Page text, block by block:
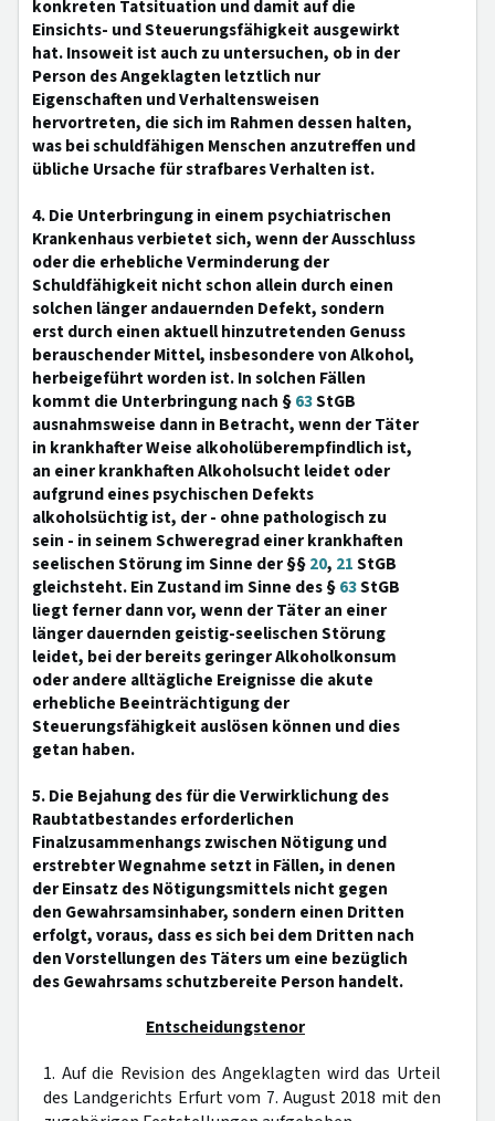
konkreten Tatsituation und damit auf die
Einsichts- und Steuerungsfähigkeit ausgewirkt
hat. Insoweit ist auch zu untersuchen, ob in der
Person des Angeklagten letztlich nur
Eigenschaften und Verhaltensweisen
hervortreten, die sich im Rahmen dessen halten,
was bei schuldfähigen Menschen anzutreffen und
übliche Ursache für strafbares Verhalten ist.
4. Die Unterbringung in einem psychiatrischen
Krankenhaus verbietet sich, wenn der Ausschluss
oder die erhebliche Verminderung der
Schuldfähigkeit nicht schon allein durch einen
solchen länger andauernden Defekt, sondern
erst durch einen aktuell hinzutretenden Genuss
berauschender Mittel, insbesondere von Alkohol,
herbeigeführt worden ist. In solchen Fällen
kommt die Unterbringung nach §63StGB
ausnahmsweise dann in Betracht, wenn der Täter
in krankhafter Weise alkoholüberempfindlich ist,
an einer krankhaften Alkoholsucht leidet oder
aufgrund eines psychischen Defekts
alkoholsüchtig ist, der - ohne pathologisch zu
sein - in seinem Schweregrad einer krankhaften
seelischen Störung im Sinne der §§20, 21StGB
gleichsteht. Ein Zustand im Sinne des §63StGB
liegt ferner dann vor, wenn der Täter an einer
länger dauernden geistig-seelischen Störung
leidet, bei der bereits geringer Alkoholkonsum
oder andere alltägliche Ereignisse die akute
erhebliche Beeinträchtigung der
Steuerungsfähigkeit auslösen können und dies
getan haben.
5. Die Bejahung des für die Verwirklichung des
Raubtatbestandes erforderlichen
Finalzusammenhangs zwischen Nötigung und
erstrebter Wegnahme setzt in Fällen, in denen
der Einsatz des Nötigungsmittels nicht gegen
den Gewahrsamsinhaber, sondern einen Dritten
erfolgt, voraus, dass es sich bei dem Dritten nach
den Vorstellungen des Täters um eine bezüglich
des Gewahrsams schutzbereite Person handelt.
Entscheidungstenor
1. Auf die Revision des Angeklagten wird das Urteil
des Landgerichts Erfurt vom 7. August 2018 mit den